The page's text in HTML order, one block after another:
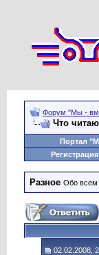
Форум "Мы -
Что
Портал
Регистрация
Разное Обо всем
02.02.2008,